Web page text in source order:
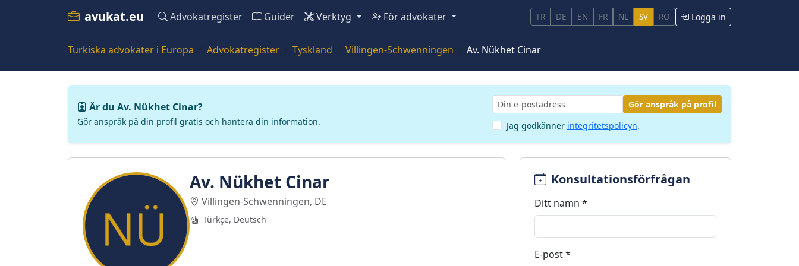
avukat.eu Advokatregister Guider Verktyg För advokater TR DE EN FR NL SV RO Logga in
Turkiska advokater i Europa Advokatregister Tyskland Villingen-Schwenningen Av. Nükhet Cinar
Är du Av. Nükhet Cinar?
Gör anspråk på din profil gratis och hantera din information.
Gör anspråk på profil
Jag godkänner integritetspolicyn.
Av. Nükhet Cinar
Villingen-Schwenningen, DE
Türkçe, Deutsch
Konsultationsförfrågan
Ditt namn *
E-post *